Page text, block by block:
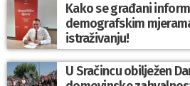
Kako se građani
demografskim
istraživanju!
U Sračincu obilježen